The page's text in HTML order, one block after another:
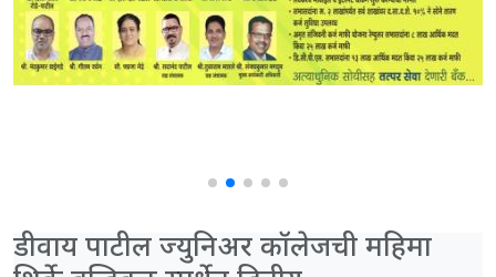
डीवाय पाटील ज्युनिअर कॉलेजची महिमा